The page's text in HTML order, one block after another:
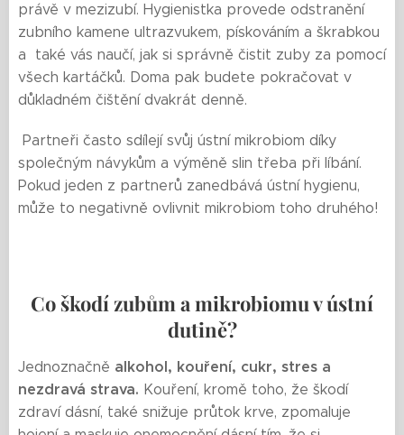
právě v mezizubí. Hygienistka provede odstranění
zubního kamene ultrazvukem, pískováním a škrabkou
a také vás naučí, jak si správně čistit zuby za pomocí
všech kartáčků. Doma pak budete pokračovat v
důkladném čištění dvakrát denně.
Partneři často sdílejí svůj ústní mikrobiom díky
společným návykům a výměně slin třeba při líbání.
Pokud jeden z partnerů zanedbává ústní hygienu,
může to negativně ovlivnit mikrobiom toho druhého!
Co škodí zubům a mikrobiomu v ústní
dutině?
Jednoznačně alkohol, kouření, cukr, stres a
nezdravá strava. Kouření, kromě toho, že škodí
zdraví dásní, také snižuje průtok krve, zpomaluje